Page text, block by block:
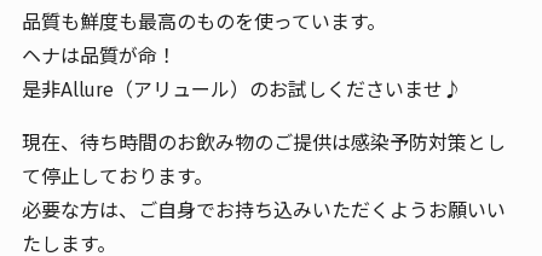
品質も鮮度も最高のものを使っています。
ヘナは品質が命！
是非Allure（アリュール）のお試しくださいませ♪
現在、待ち時間のお飲み物のご提供は感染予防対策とし
て停止しております。
必要な方は、ご自身でお持ち込みいただくようお願いい
たします。